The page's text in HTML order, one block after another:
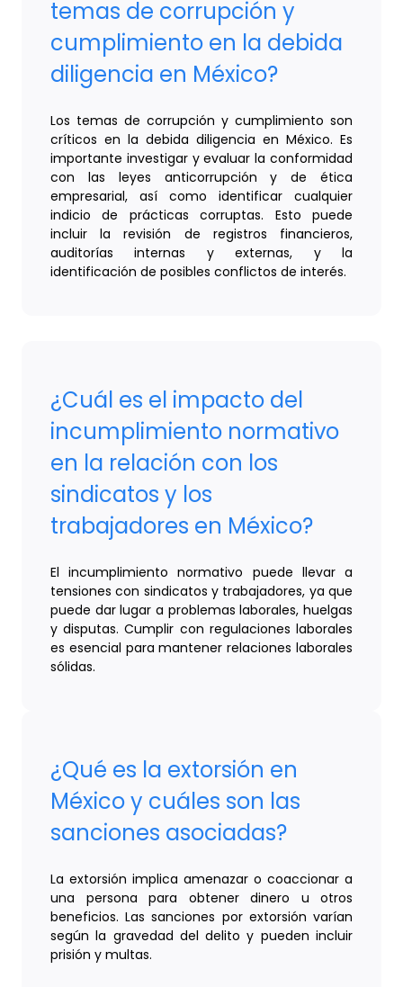
temas de corrupción y
cumplimiento en la debida
diligencia en México?
Los temas de corrupción y cumplimiento son
críticos en la debida diligencia en México. Es
importante investigar y evaluar la conformidad
con las leyes anticorrupción y de ética
empresarial, así como identificar cualquier
indicio de prácticas corruptas. Esto puede
incluir la revisión de registros financieros,
auditorías internas y externas, y la
identificación de posibles conflictos de interés.
¿Cuál es el impacto del
incumplimiento normativo
en la relación con los
sindicatos y los
trabajadores en México?
El incumplimiento normativo puede llevar a
tensiones con sindicatos y trabajadores, ya que
puede dar lugar a problemas laborales, huelgas
y disputas. Cumplir con regulaciones laborales
es esencial para mantener relaciones laborales
sólidas.
¿Qué es la extorsión en
México y cuáles son las
sanciones asociadas?
La extorsión implica amenazar o coaccionar a
una persona para obtener dinero u otros
beneficios. Las sanciones por extorsión varían
según la gravedad del delito y pueden incluir
prisión y multas.